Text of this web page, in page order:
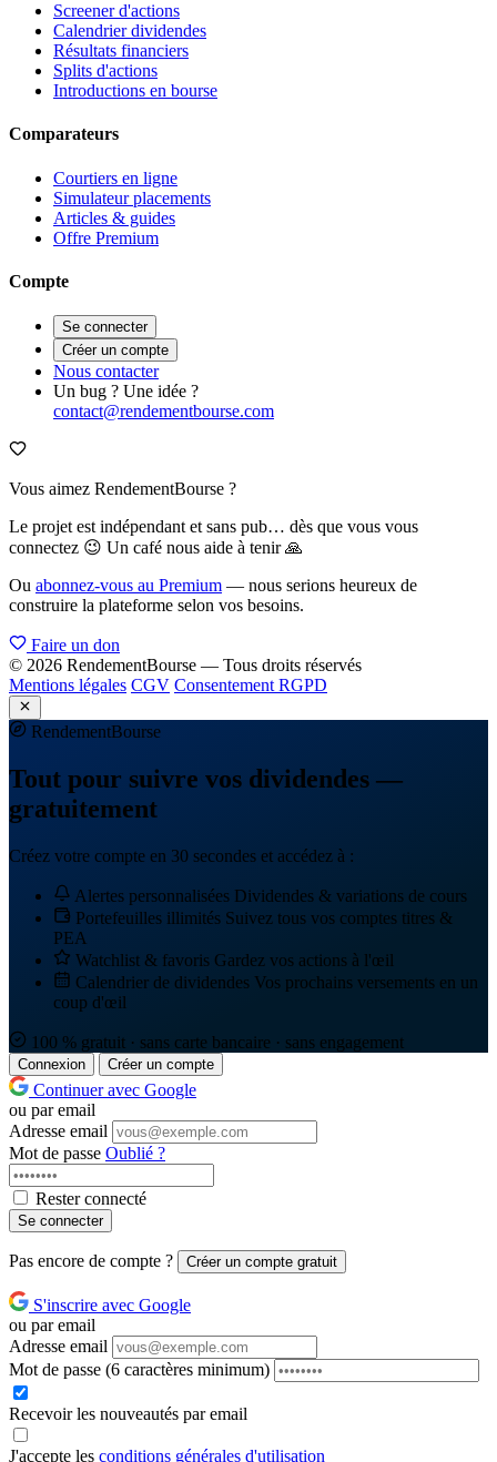
Screener d'actions
Calendrier dividendes
Résultats financiers
Splits d'actions
Introductions en bourse
Comparateurs
Courtiers en ligne
Simulateur placements
Articles & guides
Offre Premium
Compte
Se connecter
Créer un compte
Nous contacter
Un bug ? Une idée ?
contact@rendementbourse.com
Vous aimez RendementBourse ?
Le projet est indépendant et sans pub… dès que vous vous
connectez 😉 Un café nous aide à tenir 🙏
Ou abonnez-vous au Premium — nous serions heureux de
construire la plateforme selon vos besoins.
Faire un don
© 2026 RendementBourse — Tous droits réservés
Mentions légales CGV Consentement RGPD
RendementBourse
Tout pour suivre vos dividendes —
gratuitement
Créez votre compte en 30 secondes et accédez à :
Alertes personnalisées Dividendes & variations de cours
Portefeuilles illimités Suivez tous vos comptes titres &
PEA
Watchlist & favoris Gardez vos actions à l'œil
Calendrier de dividendes Vos prochains versements en un
coup d'œil
100 % gratuit · sans carte bancaire · sans engagement
Connexion Créer un compte
Continuer avec Google
ou par email
Adresse email
Mot de passe Oublié ?
Rester connecté
Se connecter
Pas encore de compte ? Créer un compte gratuit
S'inscrire avec Google
ou par email
Adresse email
Mot de passe (6 caractères minimum)
Recevoir les nouveautés par email
J'accepte les conditions générales d'utilisation